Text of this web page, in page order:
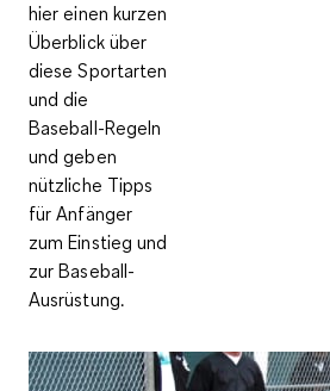
hier einen kurzen
Überblick über
diese Sportarten
und die
Baseball-Regeln
und geben
nützliche Tipps
für Anfänger
zum Einstieg und
zur Baseball-
Ausrüstung.